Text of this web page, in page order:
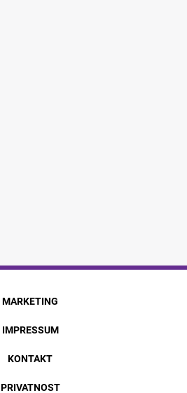
MARKETING
IMPRESSUM
KONTAKT
PRIVATNOST